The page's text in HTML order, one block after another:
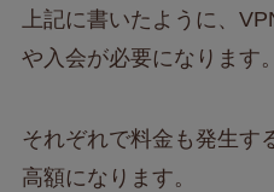
上記に書いたように、
や入会が必要になります。
それぞれで料金も発生す
高額になります。